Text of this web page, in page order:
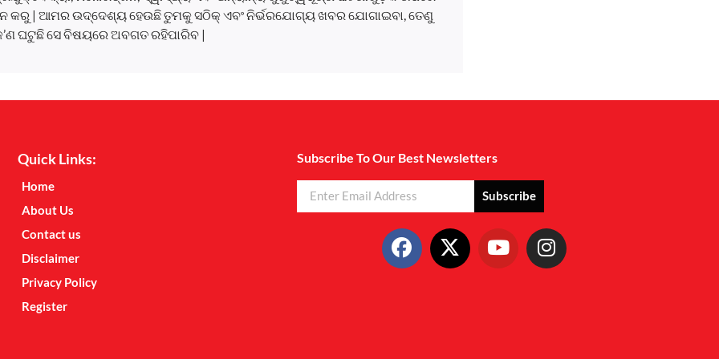
କରୁ | ଆମର ଉଦ୍ଦେଶ୍ୟ ହେଉଛି ତୁମକୁ ସଠିକ୍ ଏବଂ ନିର୍ଭରଯୋଗ୍ୟ ଖବର ଯୋଗାଇବା, ତେଣୁ
ଘଟୁଛି ସେ ବିଷୟରେ ଅବଗତ ରହିପାରିବ |
Quick Links:
Home
About Us
Contact us
Disclaimer
Privacy Policy
Register
Subscribe To Our Best Newsletters
Subscribe